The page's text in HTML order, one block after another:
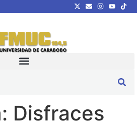
Disfraces